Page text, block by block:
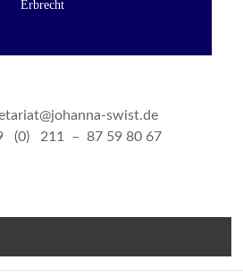
Erbrecht
swist.de
(0) 211 – 87 59 80 67